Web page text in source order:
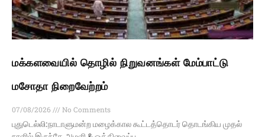
மக்களவையில் தொழில் நிறுவனங்கள் மேம்பாட்டு
மசோதா நிறைவேற்றம்
07/08/2026
No Comments
புதுடெல்லி:நாடாளுமன்ற மழைக்கால கூட்டத்தொடர் தொடங்கிய முதல்